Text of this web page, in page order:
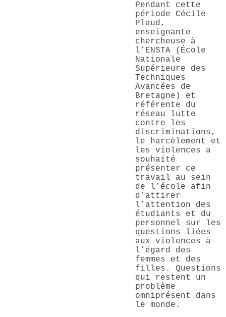
Pendant cette
période Cécile
Plaud,
enseignante
chercheuse à
l’ENSTA (École
Nationale
Supérieure des
Techniques
Avancées de
Bretagne) et
référente du
réseau lutte
contre les
discriminations,
le harcèlement et
les violences a
souhaité
présenter ce
travail au sein
de l’école afin
d’attirer
l’attention des
étudiants et du
personnel sur les
questions liées
aux violences à
l’égard des
femmes et des
filles. Questions
qui restent un
problème
omniprésent dans
le monde.